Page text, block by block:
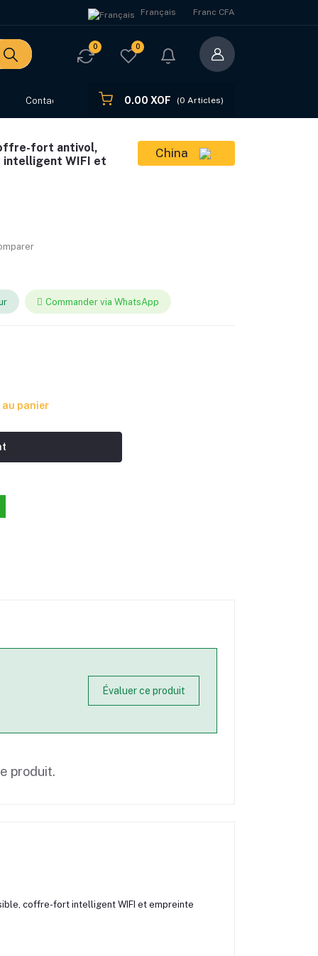
Français Franc CFA
0 0
Contact 0.00 XOF (0 Articles)
fort antivol,
WIFI et
China
Commander via WhatsApp
au panier
Évaluer ce produit
produit.
coffre-fort intelligent WIFI et empreinte